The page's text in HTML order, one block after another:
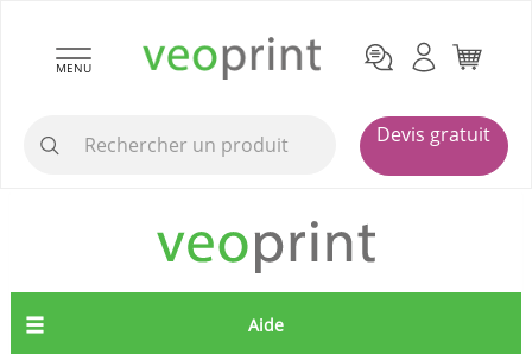
MENU
Devis gratuit
Aide